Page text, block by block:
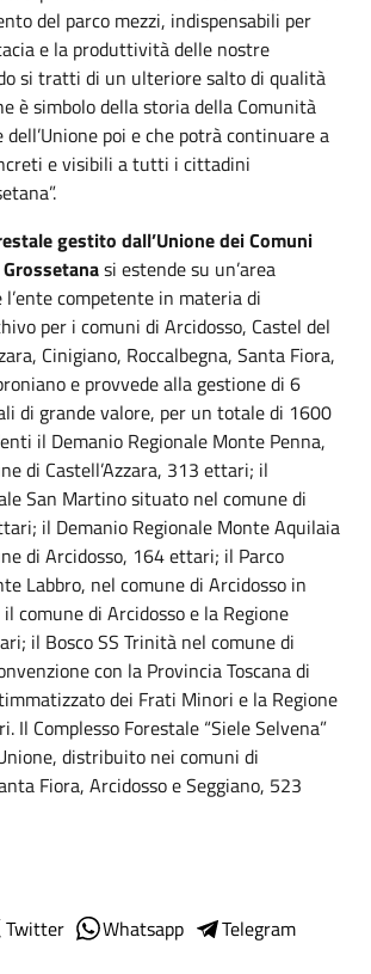
del parco mezzi, indispensabili per
e la produttività delle nostre
si tratti di un ulteriore salto di qualità
è simbolo della storia della Comunità
poi e che potrà continuare a
e visibili a tutti i cittadini
gestito dall’Unione dei Comuni
si estende su un’area
l’ente competente in materia di
per i comuni di Arcidosso, Castel del
Cinigiano, Roccalbegna, Santa Fiora,
e provvede alla gestione di 6
di grande valore, per un totale di 1600
il Demanio Regionale Monte Penna,
di Castell’Azzara, 313 ettari; il
San Martino situato nel comune di
il Demanio Regionale Monte Aquilaia
di Arcidosso, 164 ettari; il Parco
Labbro, nel comune di Arcidosso in
comune di Arcidosso e la Regione
il Bosco SS Trinità nel comune di
con la Provincia Toscana di
dei Frati Minori e la Regione
Il Complesso Forestale “Siele Selvena”
distribuito nei comuni di
Fiora, Arcidosso e Seggiano, 523
Twitter Whatsapp
Telegram